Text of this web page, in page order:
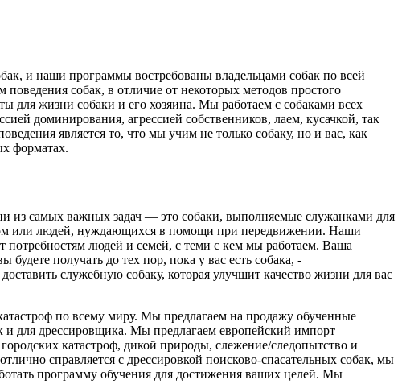
и наши программы востребованы владельцами собак по всей
собак, в отличие от некоторых методов простого
для жизни собаки и его хозяина. Мы работаем с собаками всех
доминирования, агрессией собственников, лаем, кусачкой, так
является то, что мы учим не только собаку, но и вас, как
форматах.
из самых важных задач — это собаки, выполняемые служанками для
или людей, нуждающихся в помощи при передвижении. Наши
потребностям людей и семей, с теми с кем мы работаем. Ваша
получать до тех пор, пока у вас есть собака, -
служебную собаку, которая улучшит качество жизни для вас
по всему миру. Мы предлагаем на продажу обученные
и для дрессировщика. Мы предлагаем европейский импорт
катастроф, дикой природы, слежение/следопытство и
справляется с дрессировкой поисково-спасательных собак, мы
программу обучения для достижения ваших целей. Мы